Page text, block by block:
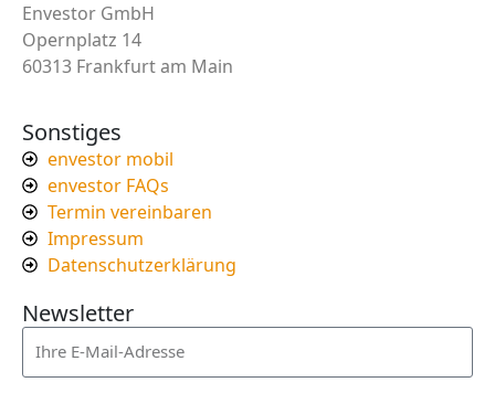
Envestor GmbH
Opernplatz 14
60313 Frankfurt am Main
Sonstiges
envestor mobil
envestor FAQs
Termin vereinbaren
Impressum
Datenschutzerklärung
Newsletter